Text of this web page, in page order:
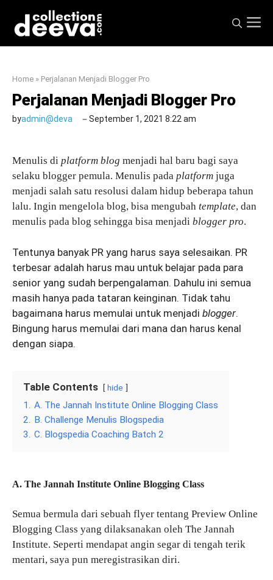
content
Home » Perjalanan Menjadi Blogger Pro
Perjalanan Menjadi Blogger Pro
byadmin@deva September 1, 2021 8:22 am
Menulis di platform blog menjadi hal baru bagi saya
selaku blogger pemula. Menulis pada platform juga
menjadi salah satu resolusi dalam hidup beberapa tahun
lalu. Ingin mengelola blog, bisa mengubah template, dan
menulis pada blog sehingga bisa menjadi blogger pro.
Tentunya banyak PR yang harus saya selesaikan. PR
terbesar adalah harus mau untuk belajar pada para
senior yang sudah berpengalaman. Dahulu ini semua
masih hanya pada tataran keinginan. Tidak tahu
bagaimana harus memulai untuk menjadi blogger.
Bingung harus memulai dari mana dan harus kenal
dengan siapa.
Table Contents hide
1.
A. The Jannah Institute Online Blogging Class
2.
B. Challenge Menulis Blogspedia
3.
C. Blogspedia Coaching Batch 2
A. The Jannah Institute Online Blogging Class
Semua bermula dari sebuah flyer tentang Preview Online
Blogging Class yang dilaksanakan oleh The Jannah
Institute. Seperti mendapat angin segar di tengah terik
mentari, saya pun meregistrasikan diri.